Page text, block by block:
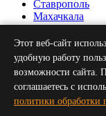
Ставрополь
Махачкала
Нальчик
Грозный
Севастополь
Симферополь
Волгоград
Пятигорск
Сочи
Этот веб-сайт
удобную работу
возможности сайта.
соглашаетесь с
политики обработки